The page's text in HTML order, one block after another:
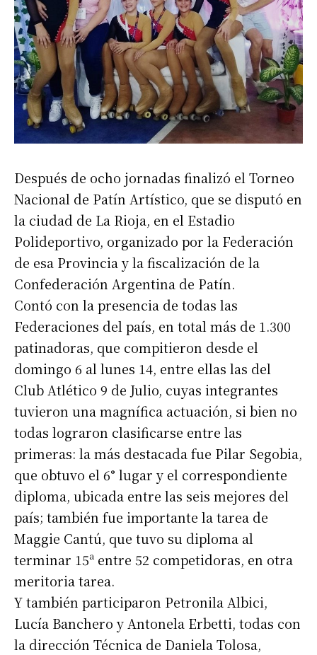
Después de ocho jornadas finalizó el Torneo
Nacional de Patín Artístico, que se disputó en
la ciudad de La Rioja, en el Estadio
Polideportivo, organizado por la Federación
de esa Provincia y la fiscalización de la
Confederación Argentina de Patín.
Contó con la presencia de todas las
Federaciones del país, en total más de 1.300
patinadoras, que compitieron desde el
domingo 6 al lunes 14, entre ellas las del
Club Atlético 9 de Julio, cuyas integrantes
tuvieron una magnífica actuación, si bien no
todas lograron clasificarse entre las
primeras: la más destacada fue Pilar Segobia,
que obtuvo el 6° lugar y el correspondiente
diploma, ubicada entre las seis mejores del
país; también fue importante la tarea de
Maggie Cantú, que tuvo su diploma al
terminar 15ª entre 52 competidoras, en otra
meritoria tarea.
Y también participaron Petronila Albici,
Lucía Banchero y Antonela Erbetti, todas con
la dirección Técnica de Daniela Tolosa,